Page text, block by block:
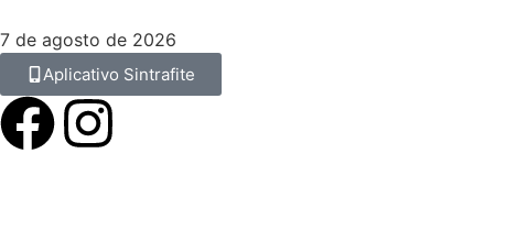
7 de agosto de 2026
Aplicativo Sintrafite